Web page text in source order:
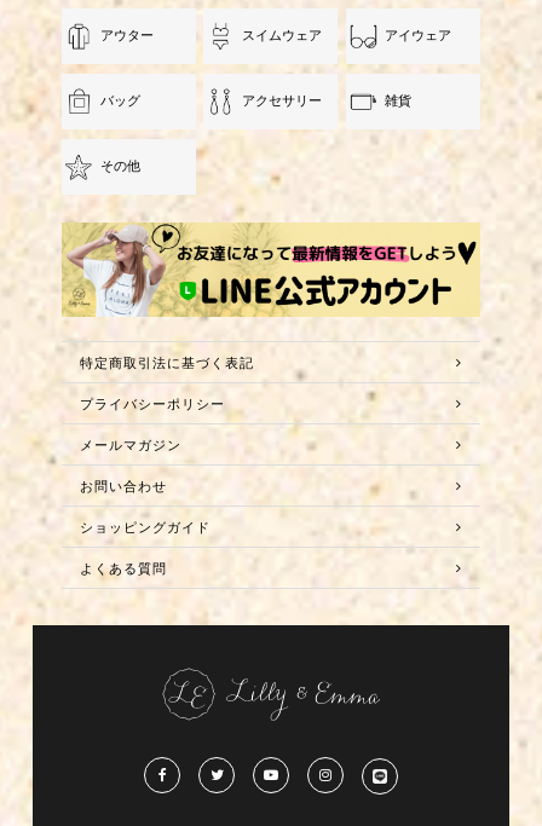
アウター スイムウェア アイウェア
バッグ アクセサリー 雑貨
その他
特定商取引法に基づく表記
プライバシーポリシー
メールマガジン
お問い合わせ
ショッピングガイド
よくある質問